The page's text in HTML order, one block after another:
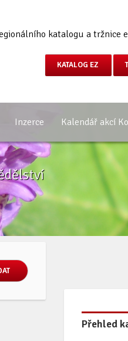
katalogu a tržnice
KATALOG EZ
Inzerce Kalendář akcí
Přehled